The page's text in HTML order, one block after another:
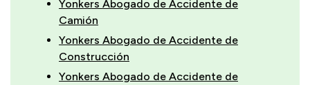
Yonkers Abogado de Accidente de
Camión
Yonkers Abogado de Accidente de
Construcción
Yonkers Abogado de Accidente de